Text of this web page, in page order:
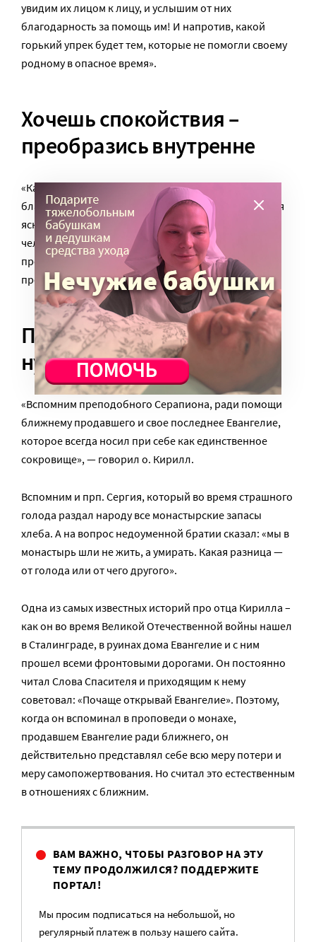
увидим их лицом к лицу, и услышим от них
благодарность за помощь им! И напротив, какой
горький упрек будет тем, которые не помогли своему
родному в опасное время».
Хочешь спокойствия –
преобразись внутренне
«Как только человек постарается стяжать кротость,
благодушие, мир, любовь, то на душе его становится
ясно, спокойно, и вместе с этим преображается весь
человек. Поэтому, если христианин желает себе
преображения внешнего, то он должен сначала
преобразиться внутренно».
Продай Евангелие, если
нужно помочь ближнему
«Вспомним преподобного Серапиона, ради помощи
ближнему продавшего и свое последнее Евангелие,
которое всегда носил при себе как единственное
сокровище», — говорил о. Кирилл.
Вспомним и прп. Сергия, который во время страшного
голода раздал народу все монастырские запасы
хлеба. А на вопрос недоуменной братии сказал: «мы в
монастырь шли не жить, а умирать. Какая разница —
от голода или от чего другого».
Одна из самых известных историй про отца Кирилла –
как он во время Великой Отечественной войны нашел
в Сталинграде, в руинах дома Евангелие и с ним
прошел всеми фронтовыми дорогами. Он постоянно
читал Слова Спасителя и приходящим к нему
советовал: «Почаще открывай Евангелие». Поэтому,
когда он вспоминал в проповеди о монахе,
продавшем Евангелие ради ближнего, он
действительно представлял себе всю меру потери и
меру самопожертвования. Но считал это естественным
в отношениях с ближним.
ВАМ ВАЖНО, ЧТОБЫ РАЗГОВОР НА ЭТУ
ТЕМУ ПРОДОЛЖИЛСЯ? ПОДДЕРЖИТЕ
ПОРТАЛ!
Мы просим подписаться на небольшой, но
регулярный платеж в пользу нашего сайта.